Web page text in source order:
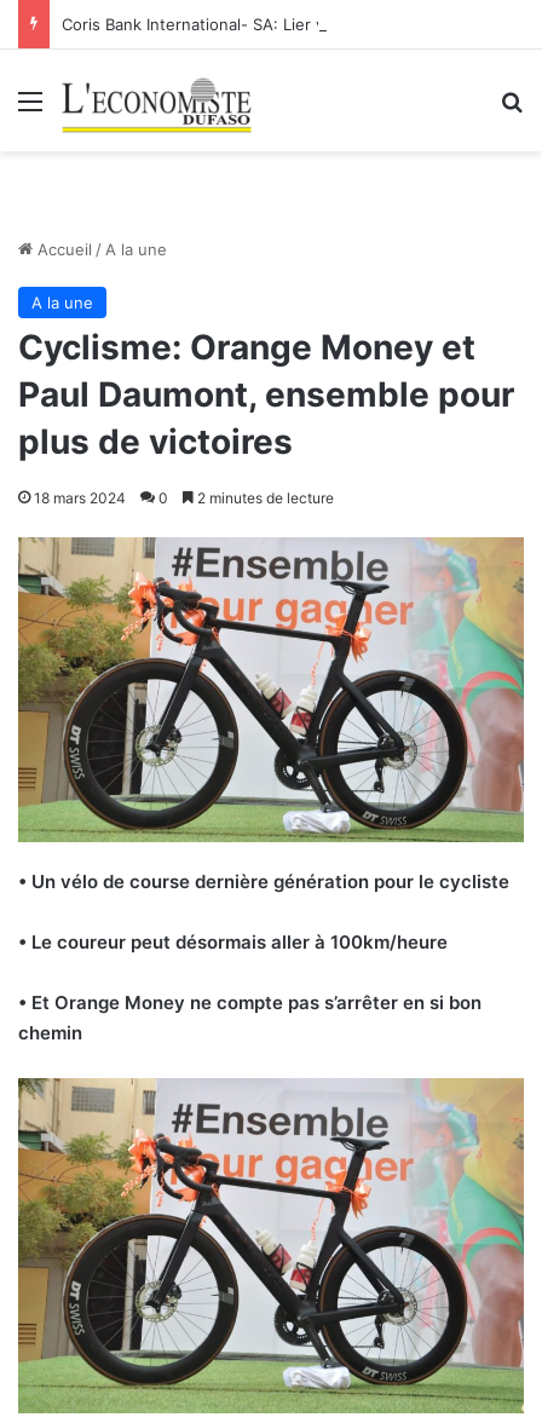
Menu
Accueil / A la une
A la une
Cyclisme: Orange Money et
Paul Daumont, ensemble pour
plus de victoires
18 mars 2024 0 2 minutes de lecture
• Un vélo de course dernière génération pour le cycliste
• Le coureur peut désormais aller à 100km/heure
• Et Orange Money ne compte pas s’arrêter en si bon
chemin